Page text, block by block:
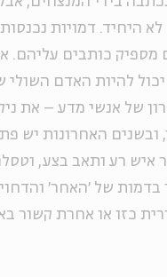
היחיד. דמויות נכנסות
מספיק כותבים עליהם.
להיות האדם השולי
של אנשי מדע – את
ובשנים האחרונות יש
רע ותאב בצע,
של ׳האחר׳
כזו או אחרת קשור